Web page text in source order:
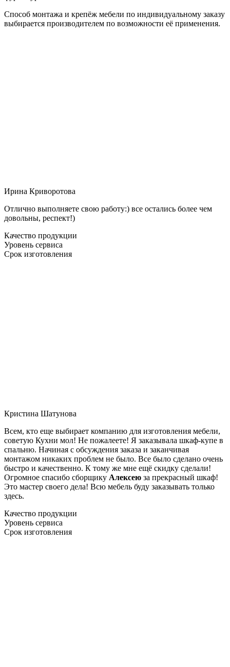
Способ монтажа и крепёж мебели по индивидуальному заказу
выбирается производителем по возможности её применения.
Ирина Криворотова
Отлично выполняете свою работу:) все остались более чем
довольны, респект!)
Качество продукции
Уровень сервиса
Срок изготовления
Кристина Шатунова
Всем, кто еще выбирает компанию для изготовления мебели,
советую Кухни мол! Не пожалеете! Я заказывала шкаф-купе в
спальню. Начиная с обсуждения заказа и заканчивая
монтажом никаких проблем не было. Все было сделано очень
быстро и качественно. К тому же мне ещё скидку сделали!
Огромное спасибо сборщику Алексею за прекрасный шкаф!
Это мастер своего дела! Всю мебель буду заказывать только
здесь.
Качество продукции
Уровень сервиса
Срок изготовления